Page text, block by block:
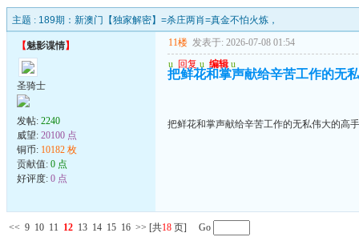
主题 : 189期：新澳门【独家解密】=杀庄两肖=真金不怕火炼，
【魅影谍情】
圣骑士
发帖: 2240
威望: 20100 点
铜币: 10182 枚
贡献值: 0 点
好评度: 0 点
11楼 发表于: 2026-07-08 01:54
u 回复 u 编辑 u
把鲜花和掌声献给辛苦工作的无
把鲜花和掌声献给辛苦工作的无私伟大的高
<< 9 10 11 12 13 14 15 16 >> [共18 页] Go